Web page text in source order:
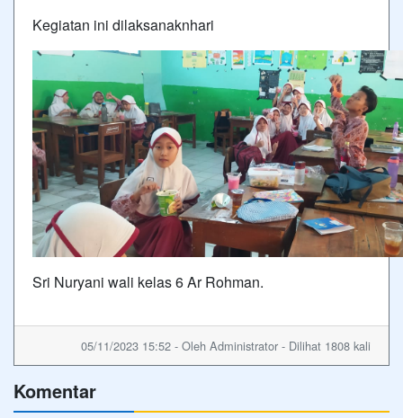
Kegiatan ini dilaksanaknhari
Sri Nuryani wali kelas 6 Ar Rohman.
05/11/2023 15:52 - Oleh Administrator - Dilihat 1808 kali
Komentar